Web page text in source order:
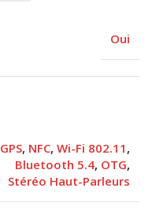
Oui
GPS, NFC, Wi-Fi 802.11 ,
Bluetooth 5.4, OTG,
Stéréo Haut-Parleurs